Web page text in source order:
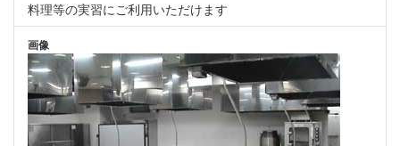
料理等の実習にご利用いただけます
画像